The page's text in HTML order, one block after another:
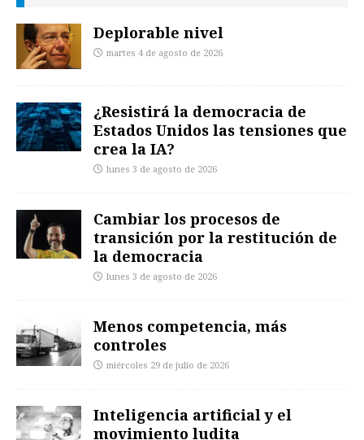
Deplorable nivel
martes 4 de agosto de 2026
¿Resistirá la democracia de
Estados Unidos las tensiones que
crea la IA?
lunes 3 de agosto de 2026
Cambiar los procesos de
transición por la restitución de
la democracia
lunes 3 de agosto de 2026
Menos competencia, más
controles
miércoles 29 de julio de 2026
Inteligencia artificial y el
movimiento ludita